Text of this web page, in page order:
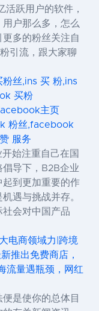
活跃用户的软件，
户那么多，怎么
多的粉丝关注自
引流，跟大家聊
粉丝,ins 买 粉,ins
买粉
主页
粉丝,facebook
服务
始注重自己在国
倡导下，B2B企业
到更加重要的作
遇与挑战并存。
会对中国产品
电商领域力|跨境
推出免费商店，
流量遇瓶颈，网红
是使你的总体目